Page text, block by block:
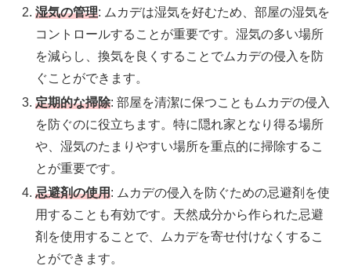
湿気の管理: ムカデは湿気を好むため、部屋の湿気を
コントロールすることが重要です。湿気の多い場所
を減らし、換気を良くすることでムカデの侵入を防
ぐことができます。
定期的な掃除: 部屋を清潔に保つこともムカデの侵入
を防ぐのに役立ちます。特に隠れ家となり得る場所
や、湿気のたまりやすい場所を重点的に掃除するこ
とが重要です。
忌避剤の使用: ムカデの侵入を防ぐための忌避剤を使
用することも有効です。天然成分から作られた忌避
剤を使用することで、ムカデを寄せ付けなくするこ
とができます。